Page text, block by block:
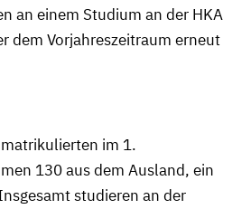
an einem Studium an der HKA
dem Vorjahreszeitraum erneut
im 1.
130 aus dem Ausland, ein
studieren an der